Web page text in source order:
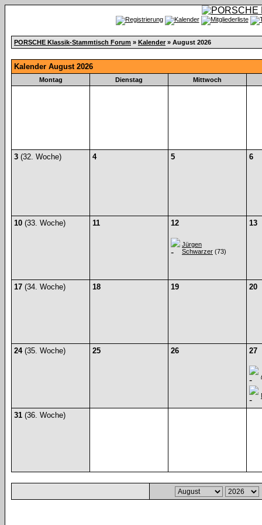
PORSCHE Klassik-Stammtisch Forum » Kalender » August 2026
Kalender August 2026
Montag Dienstag Mittwoch
3 (32. Woche) 4 5 6
10 (33. Woche) 11 12
Jürgen
Schwarzer (73)
13
17 (34. Woche) 18 19 20
24(35. Woche) 25 26 27
31 (36. Woche)